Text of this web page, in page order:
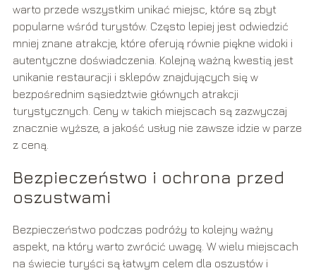
warto przede wszystkim unikać miejsc, które są zbyt
popularne wśród turystów. Często lepiej jest odwiedzić
mniej znane atrakcje, które oferują równie piękne widoki i
autentyczne doświadczenia. Kolejną ważną kwestią jest
unikanie restauracji i sklepów znajdujących się w
bezpośrednim sąsiedztwie głównych atrakcji
turystycznych. Ceny w takich miejscach są zazwyczaj
znacznie wyższe, a jakość usług nie zawsze idzie w parze
z ceną.
Bezpieczeństwo i ochrona przed
oszustwami
Bezpieczeństwo podczas podróży to kolejny ważny
aspekt, na który warto zwrócić uwagę. W wielu miejscach
na świecie turyści są łatwym celem dla oszustów i